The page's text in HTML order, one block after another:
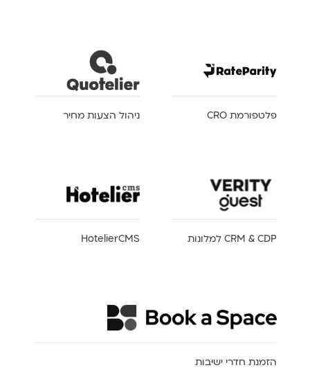
פלטפורמת CRO ניהול הצעות מחיר
CRM & CDP למלונות HotelierCMS
הזמנת חדרי ישיבות